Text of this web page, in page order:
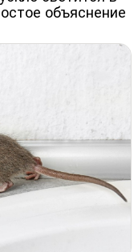
объяснение